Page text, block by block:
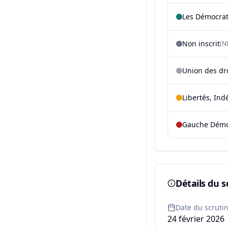
Les
Non inscrit
Union des
Libertés,
Gauche
Détails du
Date du scrutin
24 février 2026